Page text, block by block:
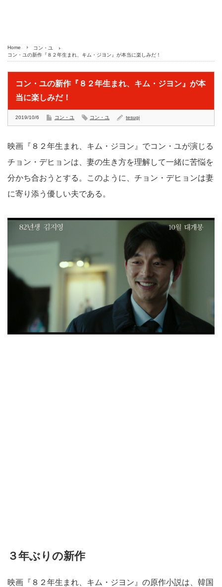
Home
コン・ユ
コン・ユの新作『８２年生まれ、キム・ジヨン』が本当に楽しみだ！
コン・ユの新作『８２年生まれ、キム・ジヨン』が本
当に楽しみだ！
2019/10/6 コン・ユ コン・ユ tesugi
映画『８２年生まれ、キム・ジヨン』でコン・ユが演じる
チョン・デヒョンは、妻の生き方を理解して一緒に苦悩を
分かち合おうとする。このように、チョン・デヒョンは妻
に寄り添う優しい夫である。
３年ぶりの新作
映画『８２年生まれ、キム・ジヨン』の原作小説は、韓国